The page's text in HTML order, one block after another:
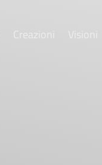
Creazioni Visioni